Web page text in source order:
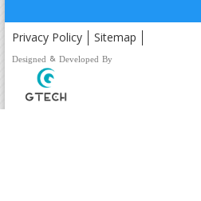
Privacy Policy Sitemap
Designed & Developed By